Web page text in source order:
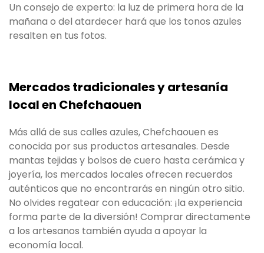
Un consejo de experto: la luz de primera hora de la
mañana o del atardecer hará que los tonos azules
resalten en tus fotos.
Mercados tradicionales y artesanía
local en Chefchaouen
Más allá de sus calles azules, Chefchaouen es
conocida por sus productos artesanales. Desde
mantas tejidas y bolsos de cuero hasta cerámica y
joyería, los mercados locales ofrecen recuerdos
auténticos que no encontrarás en ningún otro sitio.
No olvides regatear con educación: ¡la experiencia
forma parte de la diversión! Comprar directamente
a los artesanos también ayuda a apoyar la
economía local.